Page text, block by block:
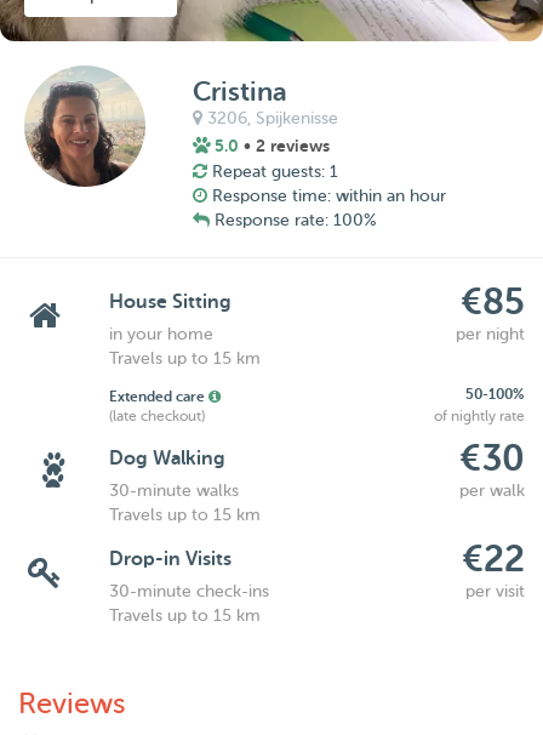
Cristina
3206, Spijkenisse
5.0 • 2 reviews
Repeat guests: 1
Response time: within an hour
Response rate: 100%
House Sitting €85
in your home
per night
Travels up to 15 km
Extended care
50-100%
(late checkout)
of nightly rate
Dog Walking €30
30-minute walks
per walk
Travels up to 15 km
Drop-in Visits €22
30-minute check-ins
per visit
Travels up to 15 km
Reviews